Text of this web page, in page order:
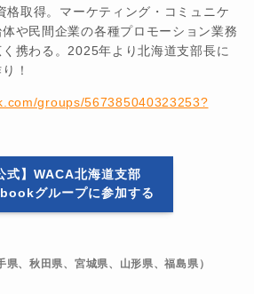
格取得。マーケティング・コミュニケ
や民間企業の各種プロモーション業務
携わる。2025年より北海道支部長に
！
groups/567385040323253?
式】WACA北海道支部
グループに参加する
県、秋田県、宮城県、山形県、福島県）